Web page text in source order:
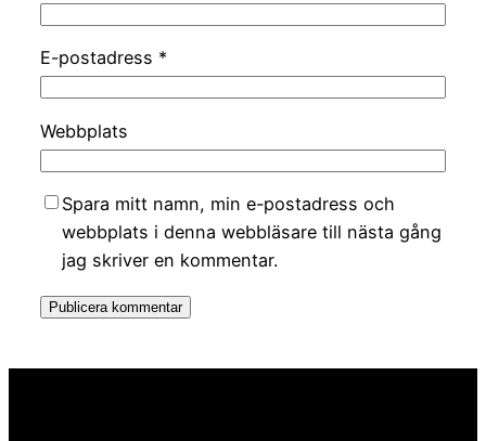
E-postadress *
Webbplats
Spara mitt namn, min e-postadress och
webbplats i denna webbläsare till nästa gång
jag skriver en kommentar.